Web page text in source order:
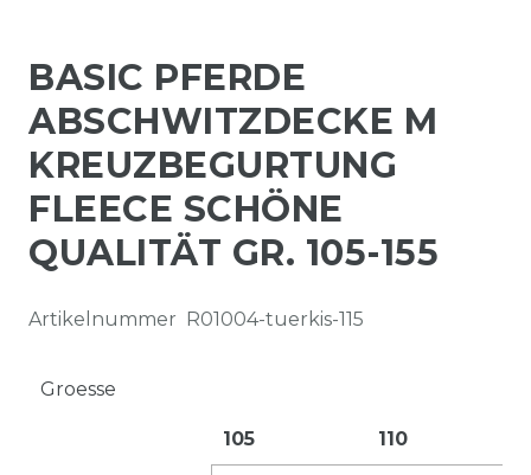
BASIC PFERDE
ABSCHWITZDECKE M
KREUZBEGURTUNG
FLEECE SCHÖNE
QUALITÄT GR. 105-155
Artikelnummer R01004-tuerkis-115
Groesse
105 110